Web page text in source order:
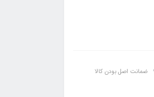
ضمانت اصل بودن کالا